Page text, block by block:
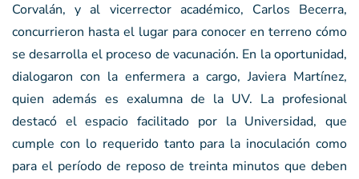
Corvalán, y al vicerrector académico, Carlos Becerra,
concurrieron hasta el lugar para conocer en terreno cómo
se desarrolla el proceso de vacunación. En la oportunidad,
dialogaron con la enfermera a cargo, Javiera Martínez,
quien además es exalumna de la UV. La profesional
destacó el espacio facilitado por la Universidad, que
cumple con lo requerido tanto para la inoculación como
para el período de reposo de treinta minutos que deben